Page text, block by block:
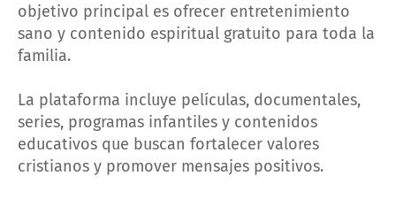
objetivo principal es ofrecer entretenimiento
sano y contenido espiritual gratuito para toda la
familia.
La plataforma incluye películas, documentales,
series, programas infantiles y contenidos
educativos que buscan fortalecer valores
cristianos y promover mensajes positivos.